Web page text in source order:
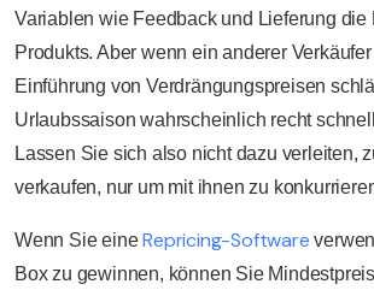
Variablen wie Feedback und Lieferung die
Produkts. Aber wenn ein anderer
Einführung von Verdrängungspreisen
Urlaubssaison wahrscheinlich recht
Lassen Sie sich also nicht dazu verleiten,
verkaufen, nur um mit ihnen zu
Wenn Sie eineRepricing-Software
Box zu gewinnen, können Sie